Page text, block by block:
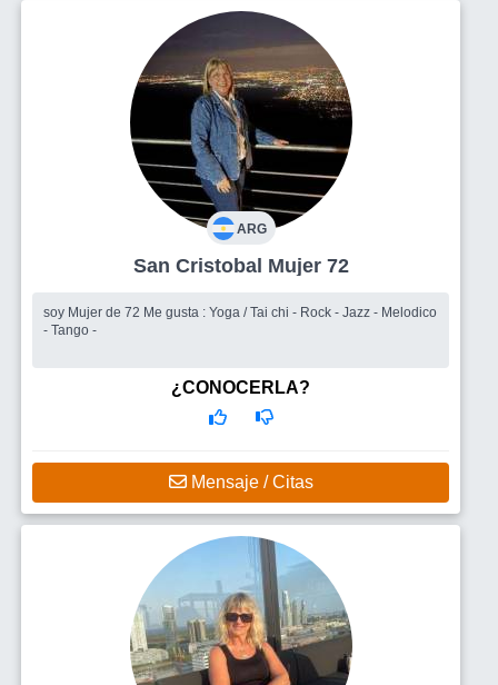
ARG
San Cristobal Mujer 72
soy Mujer de 72 Me gusta : Yoga / Tai chi - Rock - Jazz - Melodico
- Tango -
¿CONOCERLA?
Mensaje / Citas